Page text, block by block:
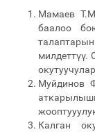
Мамаев
баалоо
милдеттүү.
Муйдинов
Калган